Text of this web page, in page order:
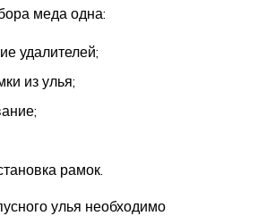
меда одна:
удалителей;
из улья;
рамок.
улья необходимо